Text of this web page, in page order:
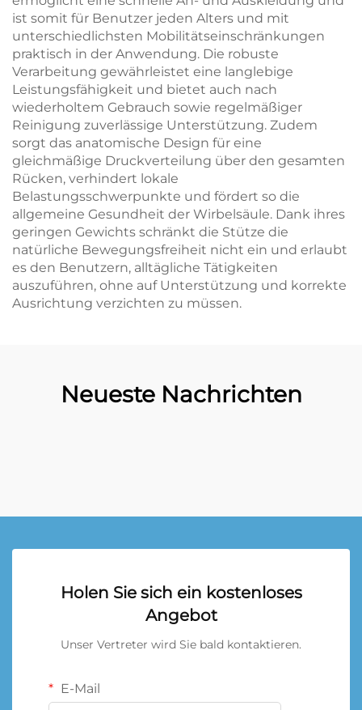
ist somit für Benutzer jeden Alters und mit
unterschiedlichsten Mobilitätseinschränkungen
praktisch in der Anwendung. Die robuste
Verarbeitung gewährleistet eine langlebige
Leistungsfähigkeit und bietet auch nach
wiederholtem Gebrauch sowie regelmäßiger
Reinigung zuverlässige Unterstützung. Zudem
sorgt das anatomische Design für eine
gleichmäßige Druckverteilung über den gesamten
Rücken, verhindert lokale
Belastungsschwerpunkte und fördert so die
allgemeine Gesundheit der Wirbelsäule. Dank ihres
geringen Gewichts schränkt die Stütze die
natürliche Bewegungsfreiheit nicht ein und erlaubt
es den Benutzern, alltägliche Tätigkeiten
auszuführen, ohne auf Unterstützung und korrekte
Ausrichtung verzichten zu müssen.
Neueste Nachrichten
Holen Sie sich ein kostenloses
Angebot
Unser Vertreter wird Sie bald kontaktieren.
E-Mail